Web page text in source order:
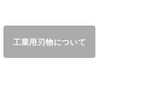
工業用刃物について